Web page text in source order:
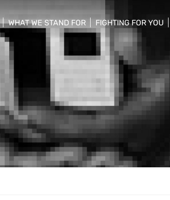
menu
WHAT WE STAND FOR
show/hide sub menu
FIGHTING FOR YOU
show/hide sub menu